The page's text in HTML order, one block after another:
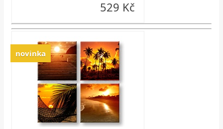
529 Kč
novinka